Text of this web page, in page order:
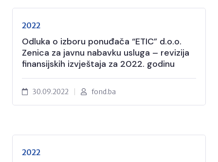
2022
Odluka o izboru ponuđača “ETIC” d.o.o.
Zenica za javnu nabavku usluga – revizija
finansijskih izvještaja za 2022. godinu
30.09.2022 fond.ba
2022